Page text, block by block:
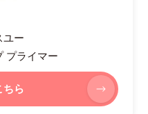
ユー
プライマー
ちら